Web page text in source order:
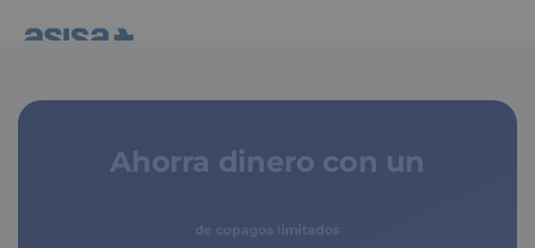
Ahorra dinero con un
de copagos limitados